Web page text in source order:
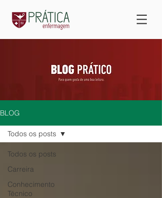
BLOG
Todos os posts
Carreira
Conhecimento
Técnico
Todos os posts